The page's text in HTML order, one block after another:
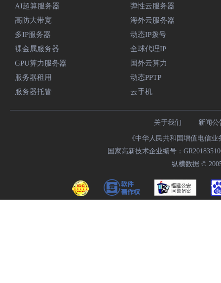
AI超算服务器
高防大带宽
多IP服务器
裸金属服务器
GPU算力服务器
服务器租用
服务器托管
弹性云服务器
海外云服务器
动态IP拨号
全球代理IP
国外云算力
动态PPTP
云手机
关于我们 新闻公
《中华人民共和国增值电信
国家高新技术企业编号：
纵横数据 ©